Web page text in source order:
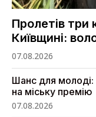
Пролетів три
Київщині:
07.08.2026
Шанс для молоді:
на міську премію
07.08.2026